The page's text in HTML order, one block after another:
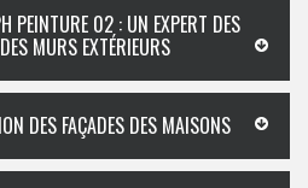
PEINTURE 02 : UN EXPERT DES
MURS EXTÉRIEURS
DES FAÇADES DES MAISONS